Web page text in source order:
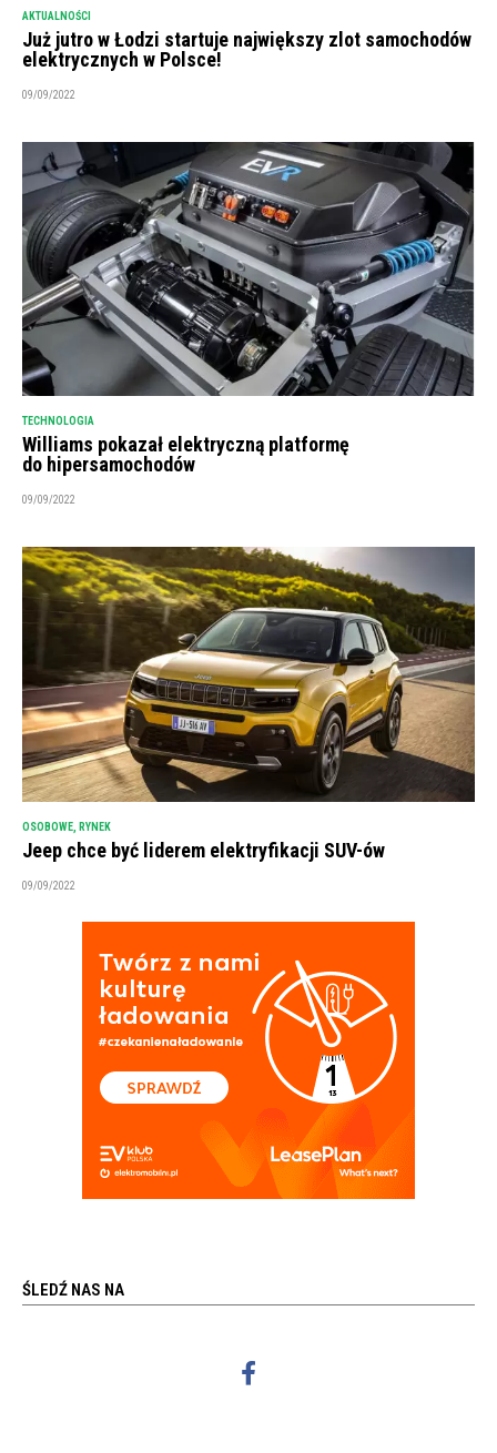
AKTUALNOŚCI
Już jutro w Łodzi startuje największy zlot samochodów
elektrycznych w Polsce!
09/09/2022
TECHNOLOGIA
Williams pokazał elektryczną platformę
do hipersamochodów
09/09/2022
OSOBOWE RYNEK
Jeep chce być liderem elektryfikacji SUV-ów
09/09/2022
ŚLEDŹ NAS NA